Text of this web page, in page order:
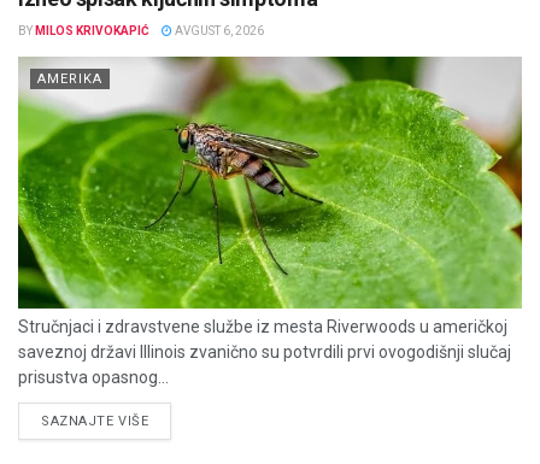
BY MILOS KRIVOKAPIĆ AVGUST 6, 2026
AMERIKA
Stručnjaci i zdravstvene službe iz mesta Riverwoods u američkoj
saveznoj državi Illinois zvanično su potvrdili prvi ovogodišnji slučaj
prisustva opasnog...
SAZNAJTE VIŠEDETAILS